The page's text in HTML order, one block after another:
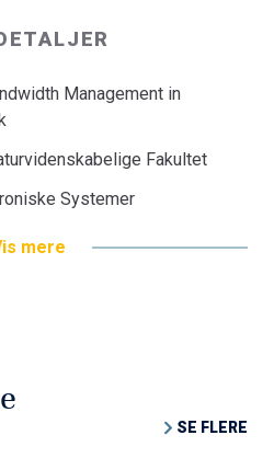
Management in
Fakultet
Systemer
mere
SE FLERE